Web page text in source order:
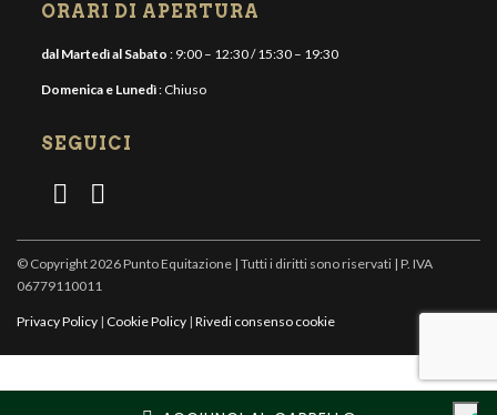
ORARI DI APERTURA
dal Martedì al Sabato : 9:00 – 12:30 / 15:30 – 19:30
Domenica e Lunedì: Chiuso
SEGUICI
© Copyright 2026 Punto Equitazione | Tutti i diritti sono riservati | P. IVA
06779110011
Privacy Policy | Cookie Policy | Rivedi consenso cookie